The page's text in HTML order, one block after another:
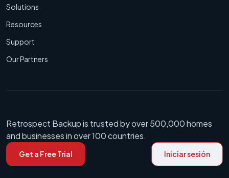
Solutions
Resources
Support
Our Partners
Retrospect Backup is trusted by over 500,000 homes
and businesses in over 100 countries.
Get a Free Trial Iniciar sesión